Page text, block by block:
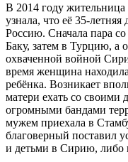
В 2014 году
узнала, что её 35-
Россию. Сначала пара
Баку, затем в Турцию, а
охваченной войной
время женщина
ребёнка. Возникает
матери ехать со своими
огромными бандами
мужем приехала в
благоверный поставил
и детьми в Сирию, либо